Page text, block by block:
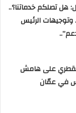
هل تصلكم خدماتنا؟..
وتوجيهات الرئيس
القطري على هامش
في عمّان